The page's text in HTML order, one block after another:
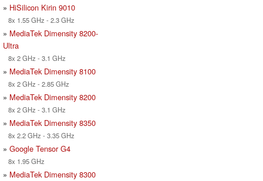
» HiSilicon Kirin 9010
8x 1.55 GHz - 2.3 GHz
» MediaTek Dimensity 8200-
Ultra
8x 2 GHz - 3.1 GHz
» MediaTek Dimensity 8100
8x 2 GHz - 2.85 GHz
» MediaTek Dimensity 8200
8x 2 GHz - 3.1 GHz
» MediaTek Dimensity 8350
8x 2.2 GHz - 3.35 GHz
» Google Tensor G4
8x 1.95 GHz
» MediaTek Dimensity 8300